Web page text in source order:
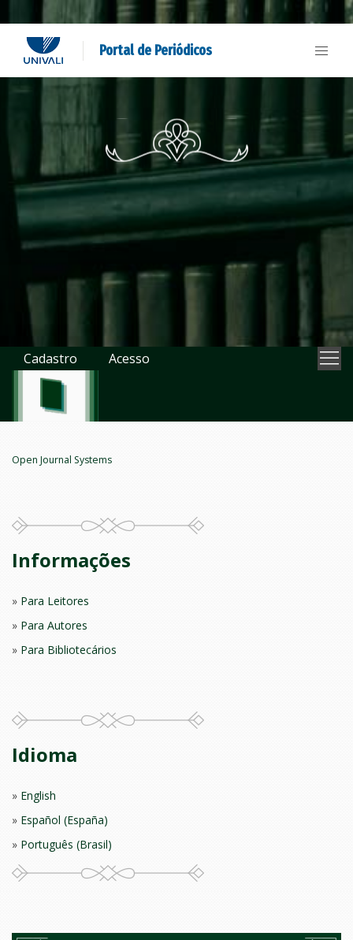
Portal de Periódicos
Cadastro Acesso
Open Journal Systems
Informações
Para Leitores
Para Autores
Para Bibliotecários
Idioma
English
Español (España)
Português (Brasil)